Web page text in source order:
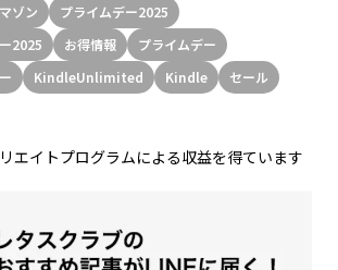
ゾン
プライムデー2025
2025
お得情報
プライムデー
KindleUnlimited Kindle セール
エイトプログラムによる収益を得ています